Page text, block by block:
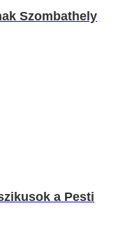
Szombathely
a Pesti